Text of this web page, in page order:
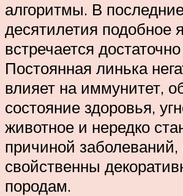
алгоритмы. В
десятилетия подобное
встречается
Постоянная линька
влияет на иммунитет,
состояние здоровья,
животное и нередко
причиной заболеваний,
свойственны
породам.